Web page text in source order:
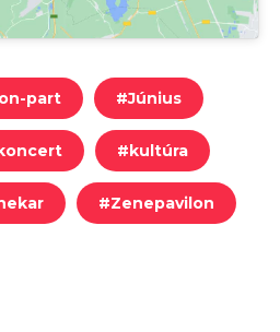
part #Június
#kultúra
#Zenepavilon